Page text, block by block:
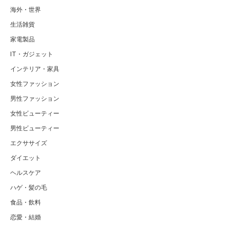
海外・世界
生活雑貨
家電製品
IT・ガジェット
インテリア・家具
女性ファッション
男性ファッション
女性ビューティー
男性ビューティー
エクササイズ
ダイエット
ヘルスケア
ハゲ・髪の毛
食品・飲料
恋愛・結婚